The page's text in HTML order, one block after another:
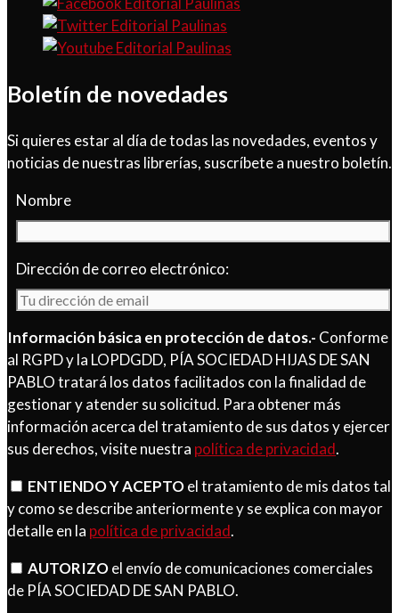
Boletín de novedades
Si quieres estar al día de todas las novedades, eventos y
noticias de nuestras librerías, suscríbete a nuestro boletín.
Nombre
Dirección de correo electrónico:
Información básica en protección de datos.- Conforme
al RGPD y la LOPDGDD, PÍA SOCIEDAD HIJAS DE SAN
PABLO tratará los datos facilitados con la finalidad de
gestionar y atender su solicitud. Para obtener más
información acerca del tratamiento de sus datos y ejercer
sus derechos, visite nuestra política de privacidad.
ENTIENDO Y ACEPTOel tratamiento de mis datos tal
y como se describe anteriormente y se explica con mayor
detalle en la política de privacidad.
AUTORIZOel envío de comunicaciones comerciales
de PÍA SOCIEDAD DE SAN PABLO.